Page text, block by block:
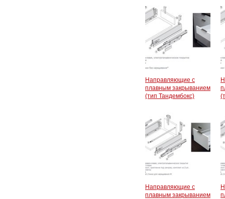
Направляющие с
плавным закрыванием
(тип Тандембокс)
Направляющие с
плавным закрыванием